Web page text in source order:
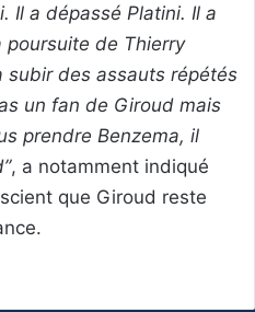
Il a dépassé Platini. Il a
poursuite de Thierry
subir des assauts répétés
un fan de Giroud mais
prendre Benzema, il
, a notamment indiqué
que Giroud reste